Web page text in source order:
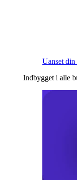
Uanset din
Indbygget i alle